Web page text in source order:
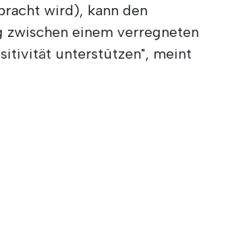
wird), kann den
zwischen einem verregneten
unterstützen", meint